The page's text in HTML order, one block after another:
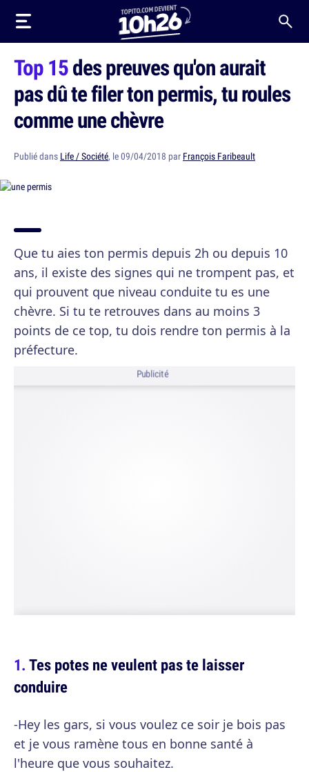
Top 15des preuves qu'on aurait
pas dû te filer ton permis, tu roules
comme une chèvre
Publié dans Life / Société, le 09/04/2018 par François Faribeault
Que tu aies ton permis depuis 2h ou depuis 10
ans, il existe des signes qui ne trompent pas, et
qui prouvent que niveau conduite tu es une
chèvre. Si tu te retrouves dans au moins 3
points de ce top, tu dois rendre ton permis à la
préfecture.
Publicité
Tes potes ne veulent pas te laisser
conduire
-Hey les gars, si vous voulez ce soir je bois pas
et je vous ramène tous en bonne santé à
l'heure que vous souhaitez.